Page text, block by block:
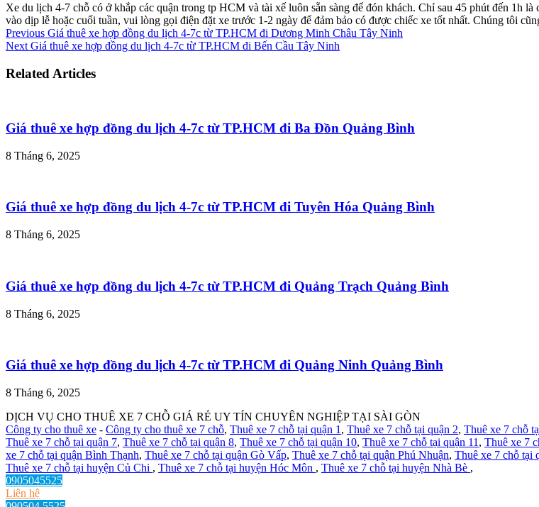
Xe du lịch 4-7 chỗ có ở khắp các quận trong tp HCM và tài xế luôn sẵn sàng để đón khách. Chỉ sau 45 phút đến 1h
vào dịp lễ hoặc cuối tuần, vui lòng gọi điện đặt xe trước 1-2 ngày để đảm bảo có được chiếc xe tốt nhất. Chúng tôi
Previous Giá thuê xe hợp đồng du lịch 4-7c từ TP.HCM đi Dương Minh Châu Tây Ninh
Next Giá thuê xe hợp đồng du lịch 4-7c từ TP.HCM đi Bến Cầu Tây Ninh
Related Articles
Giá thuê xe hợp đồng du lịch 4-7c từ TP.HCM đi Ba Đồn Quảng Bình
8 Tháng 6, 2025
Giá thuê xe hợp đồng du lịch 4-7c từ TP.HCM đi Tuyên Hóa Quảng Bình
8 Tháng 6, 2025
Giá thuê xe hợp đồng du lịch 4-7c từ TP.HCM đi Quảng Trạch Quảng Bình
8 Tháng 6, 2025
Giá thuê xe hợp đồng du lịch 4-7c từ TP.HCM đi Quảng Ninh Quảng Bình
8 Tháng 6, 2025
DỊCH VỤ CHO THUÊ XE 7 CHỖ GIÁ RẺ UY TÍN CHUYÊN NGHIỆP TẠI SÀI GÒN
Công ty cho thuê xe - Công ty cho thuê xe 7 chỗ, Thuê xe 7 chỗ tại quận 1 , Thuê xe 7 chỗ tại quận 2, Thuê xe 7 chỗ
Thuê xe 7 chỗ tại quận 7, Thuê xe 7 chỗ tại quận 8, Thuê xe 7 chỗ tại quận 10, Thuê xe 7 chỗ tại quận 11 , Thuê xe 7
xe 7 chỗ tại quận Bình Thạnh, Thuê xe 7 chỗ tại quận Gò Vấp, Thuê xe 7 chỗ tại quận Phú Nhuận, Thuê xe 7 chỗ tại
Thuê xe 7 chỗ tại huyện Củ Chi , Thuê xe 7 chỗ tại huyện Hóc Môn , Thuê xe 7 chỗ tại huyện Nhà Bè ,
0905045525
Liên hệ